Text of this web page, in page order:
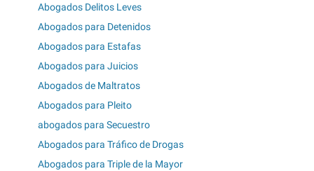
Abogados Delitos Leves
Abogados para Detenidos
Abogados para Estafas
Abogados para Juicios
Abogados de Maltratos
Abogados para Pleito
abogados para Secuestro
Abogados para Tráfico de Drogas
Abogados para Triple de la Mayor